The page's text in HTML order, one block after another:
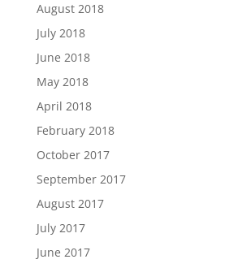
August 2018
July 2018
June 2018
May 2018
April 2018
February 2018
October 2017
September 2017
August 2017
July 2017
June 2017